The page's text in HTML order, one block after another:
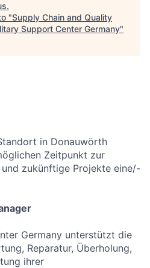
.
"Supply Chain and Quality
Support Center Germany"
in Donauwörth
Zeitpunkt zur
zukünftige Projekte eine/-
Germany unterstützt die
Reparatur, Überholung,
ihrer